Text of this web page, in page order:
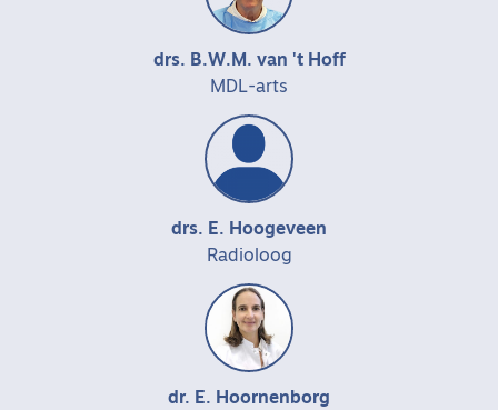
drs. B.W.M. van 't Hoff
MDL-arts
drs. E. Hoogeveen
Radioloog
dr. E. Hoornenborg